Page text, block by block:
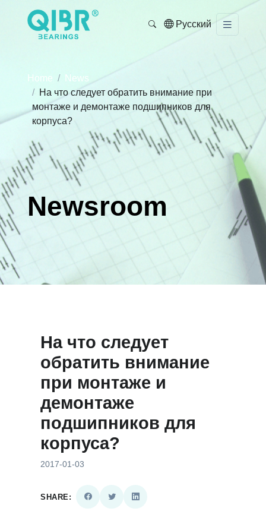
Русский
Home
News
На что следует обратить внимание при
монтаже и демонтаже подшипников для
корпуса?
Newsroom
На что следует
обратить внимание
при монтаже и
демонтаже
подшипников для
корпуса?
2017-01-03
SHARE: